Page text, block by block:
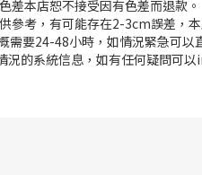
差本店恕不接受因有色差而退款。
參考，有可能存在2-3cm誤差，
要24-48小時，如情況緊急可以
況的系統信息，如有任何疑問可